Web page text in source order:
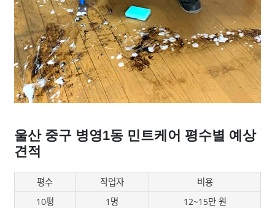
울산 중구 병영1동 민트케어 평수별 예상
견적
평수 작업자
비용
10평
1명
12~15만 원